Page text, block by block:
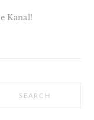
Kanal!